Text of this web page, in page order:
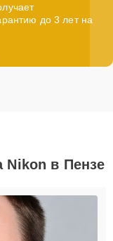
до 3 лет на
Nikon в Пензе